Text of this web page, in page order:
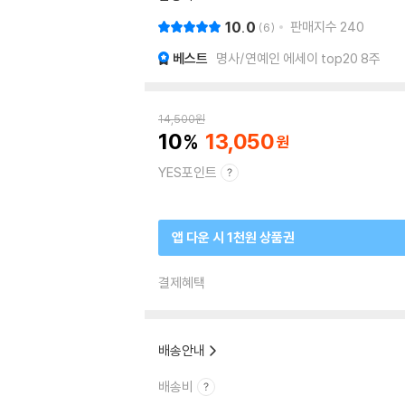
10.0 6 판매지수 240
베스트 명사/연예인 에세이 top20 8주
14,500원
10 13,050
YES포인트
앱 다운 시 1천원 상품권
결제혜택
배송안내
배송비